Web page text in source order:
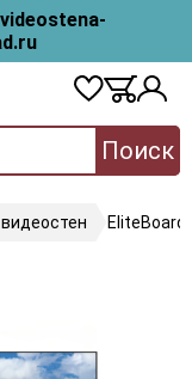
Поиск
EliteBoard